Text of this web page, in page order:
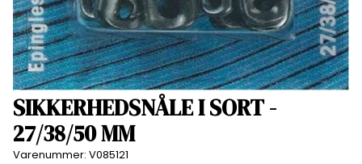
SIKKERHEDSNÅLE I SORT -
27/38/50 MM
Varenummer: V085121